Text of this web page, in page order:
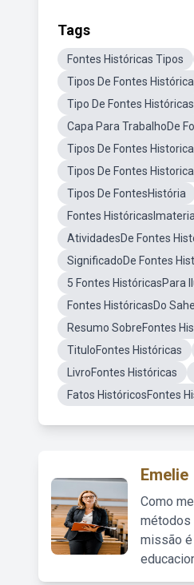
Tags
Fontes Históricas Tipos
Tipos De Fontes
Tipo De Fontes Históricas
Capa Para TrabalhoDe
Tipos De Fontes
Tipos De Fontes
Tipos De FontesHistória
Fontes
AtividadesDe Fontes
SignificadoDe Fontes
5 Fontes HistóricasPara
Fontes HistóricasDo Sahel
Resumo SobreFontes
TituloFontes Históricas
LivroFontes Históricas
Fatos HistóricosFontes
Emelie
Como
métodos
missão é